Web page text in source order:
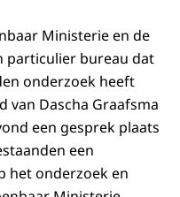
Ministerie en de
particulier bureau dat
onderzoek heeft
van Dascha Graafsma
een gesprek plaats
een
het onderzoek en